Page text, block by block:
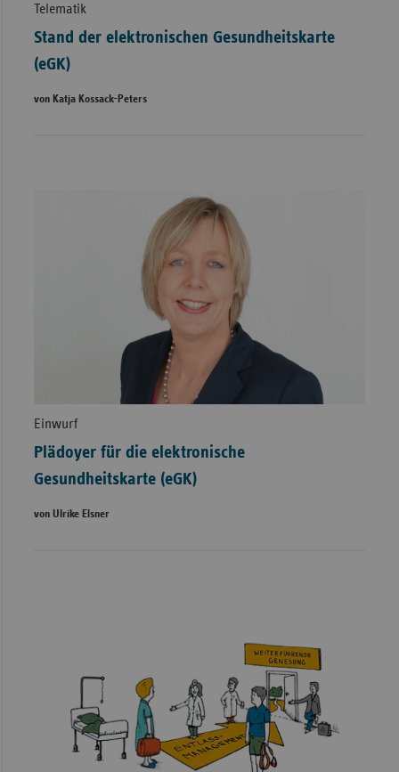
Telematik
Stand der elektronischen Gesundheitskarte
(eGK)
von Katja Kossack-Peters
Einwurf
Plädoyer für die elektronische
Gesundheitskarte (eGK)
von Ulrike Elsner